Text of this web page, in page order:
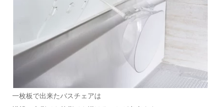
一枚板で出来たバスチェアは